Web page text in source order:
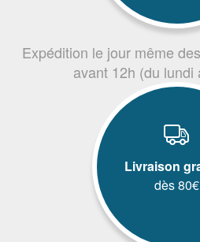
Expédition le jour même
avant 12h (du lundi
Livraison
dès 80€